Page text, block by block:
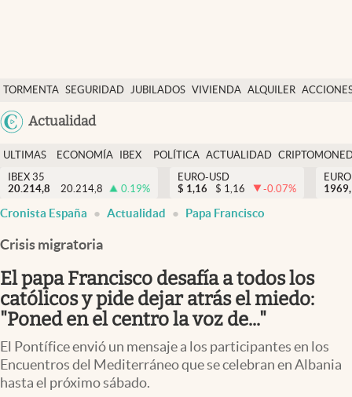
TORMENTA SEGURIDAD JUBILADOS VIVIENDA ALQUILER
Actualidad
Economía y finanzas
Política
Actualidad
Criptomonedas
España
ULTIMAS
NOTICIAS
ECONOMÍA
FINANZAS
IBEX
EURO
POLÍTICA ACTUALIDAD
IBEX 35
20.214,8
20.214,8 0.19%
EURO-USD
$ 1,16 $ 1,16 -0.07%
Cronista España Actualidad Papa Francisco
Crisis migratoria
El papa Francisco desafía a todos los
católicos y pide dejar atrás el miedo:
"Poned en el centro la voz de..."
El Pontífice envió un mensaje a los participantes en los
Encuentros del Mediterráneo que se celebran en Albania
hasta el próximo sábado.